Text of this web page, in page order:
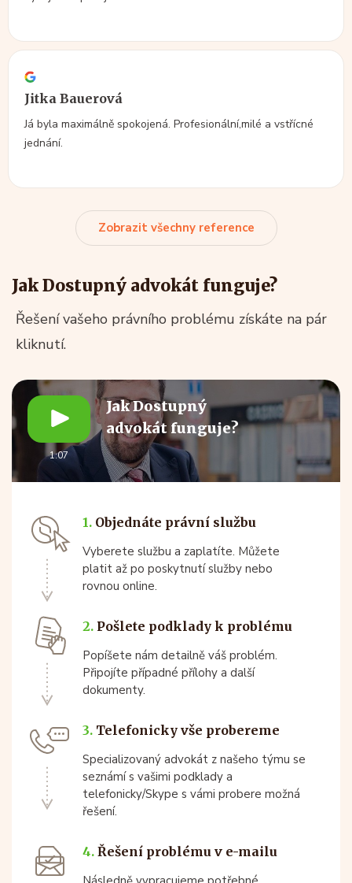
Jitka Bauerová
Já byla maximálně spokojená. Profesionální,milé a vstřícné
jednání.
Zobrazit všechny reference
Jak Dostupný advokát funguje?
Řešení vašeho právního problému získáte na pár
kliknutí.
1:07
Jak Dostupný
advokát funguje?
1. Objednáte právní službu
Vyberete službu a zaplatíte. Můžete
platit až po poskytnutí služby nebo
rovnou online.
2. Pošlete podklady k problému
Popíšete nám detailně váš problém.
Připojíte případné přílohy a další
dokumenty.
3. Telefonicky vše probereme
Specializovaný advokát z našeho týmu se
seznámí s vašimi podklady a
telefonicky/Skype s vámi probere možná
řešení.
4. Řešení problému v e-mailu